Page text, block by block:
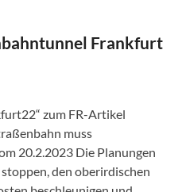
Frankfurt
zum FR-Artikel
muss
20.2.2023 Die Planungen
den oberirdischen